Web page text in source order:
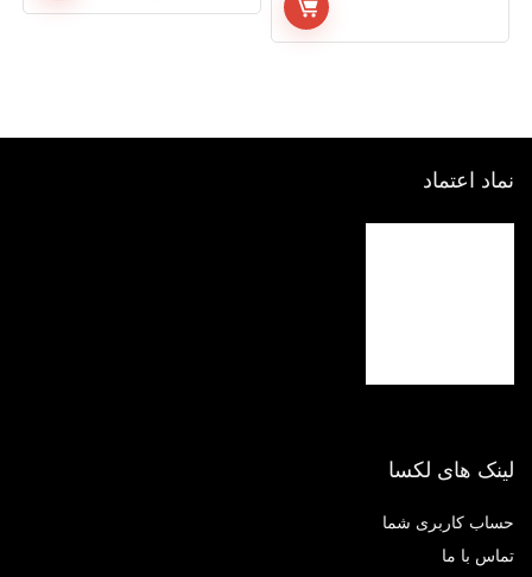
اعتماد
های لکسا
کاربری شما
با ما